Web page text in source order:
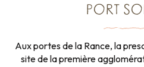
PORT
Aux portes de la Rance, la
site de la première